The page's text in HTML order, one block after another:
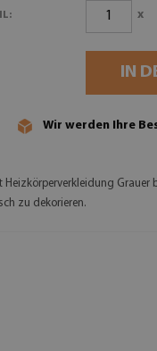
x
IN
Wir werden Ihre
Heizkörperverkleidung
zu dekorieren.